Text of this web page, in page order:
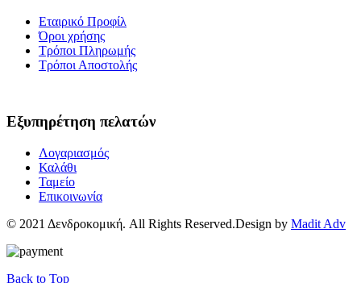
Εταιρικό Προφίλ
Όροι χρήσης
Τρόποι Πληρωμής
Τρόποι Αποστολής
Εξυπηρέτηση πελατών
Λογαριασμός
Καλάθι
Ταμείο
Επικοινωνία
© 2021 Δενδροκομική. All Rights Reserved.Design by Madit Adv
Back to Top